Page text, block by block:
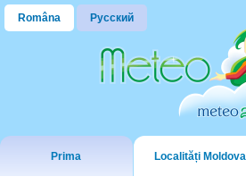
Româna Русский
Prima Localități Moldova